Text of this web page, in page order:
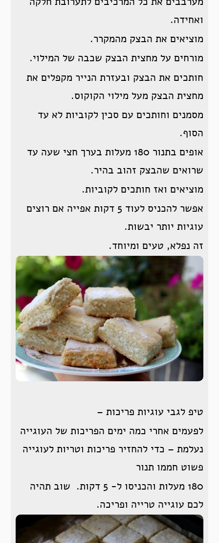
ואחידה.
מוציאים את הבצק מהמקרר.
מורחים על מחצית הבצק שכבה של המילוי.
חותכים את הבצק ובעזרת הנייר מקפלים את
מחצית הבצק מעל מילוי הקוקוס.
מסמנים וחותכים עם סכין לקוביות לא עד
הסוף.
אופים בתנור 180 מעלות בערך חצי שעה עד
שרואים שהבצק זהוב בהיר.
מוציאים ואז חותכים לקוביות.
אפשר להכניס לעוד 5 דקות אפייה אם רוצים
עוגיות יותר יבשות.
זה נפלא, טעים ומיוחד.
טיפ לגבי עוגיות פריכות –
לפעמים אחרי כמה ימים הפריכות של העוגייה
נעלמת – כדי להחזיר פריכות וטריות לעוגייה
פשוט חממו תנור
180 מעלות והכניסו ל- 5 דקות. שוב תהיה
לכם עוגייה טרייה ופריכה.